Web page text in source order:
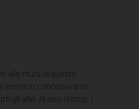
alle mura di questo
essi non conoscevano.
gli altri. Al loro ritorno, i